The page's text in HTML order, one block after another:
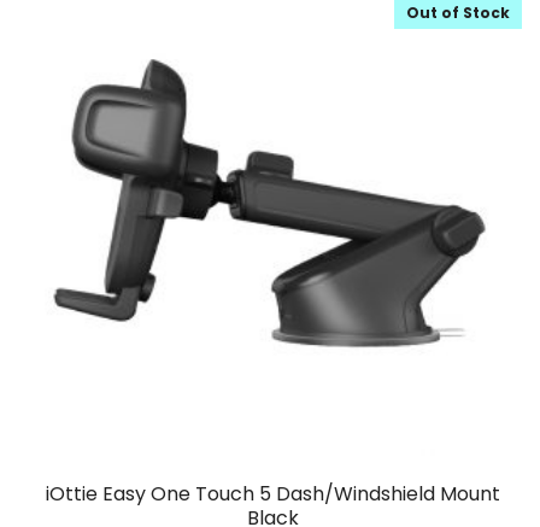
iOttie Easy One Touch 5 Dash/Windshield Mount
Black
Out of Stock